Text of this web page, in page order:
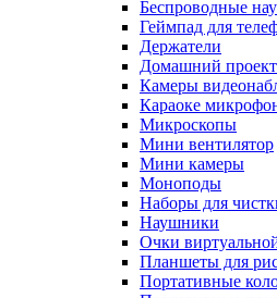
Беспроводные
Геймпад для
Держатели
Домашний
Камеры
Караоке
Микроскопы
Мини вентилятор
Мини камеры
Моноподы
Наборы для
Наушники
Очки
Планшеты для
Портативные